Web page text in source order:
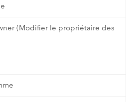
(Modifier le propriétaire des